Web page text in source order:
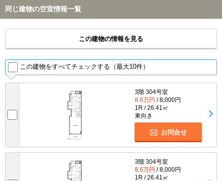
同じ建物の空室情報一覧
この建物の情報を見る
この建物をすべてチェックする（最大10件）
3階 304号室
8.6万円 / 8,000円
1R / 26.41㎡
東向き
お問合せ
3階 304号室
8.6万円 / 8,000円
1R / 26.41㎡